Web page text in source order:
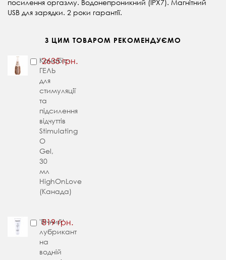
посилення оргазму. Водонепроникний (IPX7). Магнітний
USB для зарядки. 2 роки гарантії.
З ЦИМ ТОВАРОМ РЕКОМЕНДУЄМО
Канабіс-
ГЕЛЬ
для
стимуляції
та
підсилення
відчуттів
Stimulating
O
Gel,
30
мл
HighOnLove
(Канада)
2635 грн.
'Вічний'
лубрикант
на
водній
819 грн.